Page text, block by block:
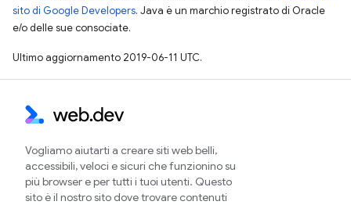
sito di Google Developers. Java è un marchio registrato di Oracle
e/o delle sue consociate.
Ultimo aggiornamento 2019-06-11 UTC.
Vogliamo aiutarti a creare siti web belli,
accessibili, veloci e sicuri che funzionino su
più browser e per tutti i tuoi utenti. Questo
sito è il nostro sito dove trovare contenuti